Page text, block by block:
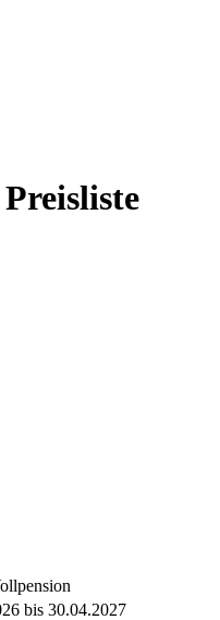
Preisliste
bis 30.04.2027